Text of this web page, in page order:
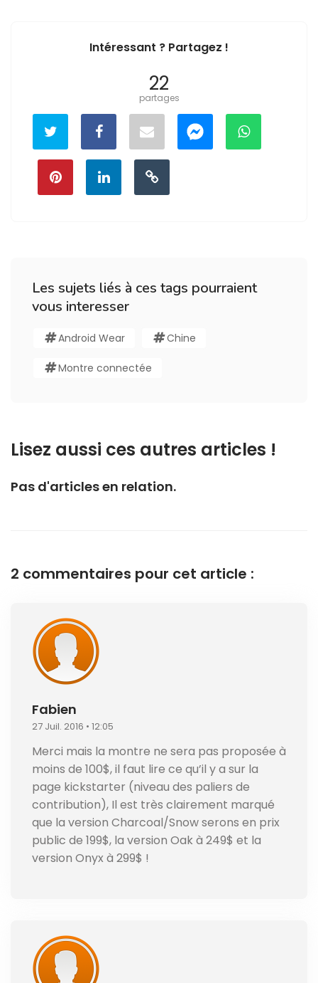
Intéressant ? Partagez !
22
partages
Les sujets liés à ces tags pourraient
vous interesser
Android Wear Chine
Montre connectée
Lisez aussi ces autres articles !
Pas d'articles en relation.
2 commentaires pour cet article :
Fabien
27 Juil. 2016 • 12:05
Merci mais la montre ne sera pas proposée à
moins de 100$, il faut lire ce qu’il y a sur la
page kickstarter (niveau des paliers de
contribution), Il est très clairement marqué
que la version Charcoal/Snow serons en prix
public de 199$, la version Oak à 249$ et la
version Onyx à 299$ !